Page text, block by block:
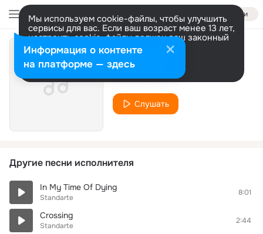
Войти
Мы используем cookie-файлы, чтобы улучшить
сервисы для вас. Если ваш возраст менее 13 лет,
настроить cookie-файлы должен ваш законный
представитель. Больше информации
Разрешить все Настроить
Dysangelium
Standarte
Слушать
Другие песни исполнителя
In My Time Of Dying
Standarte
8:01
Crossing
Standarte
2:44
Информация о контенте
на платформе — здесь